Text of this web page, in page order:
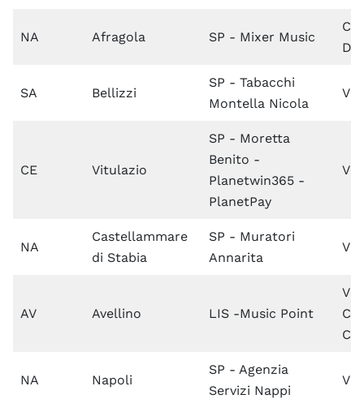
NA Afragola SP - Mixer Music
SA Bellizzi
SP - Tabacchi
Montella Nicola
CE Vitulazio
SP - Moretta
Benito -
Planetwin365 -
PlanetPay
NA
Castellammare
di Stabia
SP - Muratori
Annarita
AV Avellino LIS -Music Point
Via
NA Napoli
SP - Agenzia
Servizi Nappi